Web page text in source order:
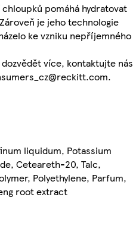
pomáhá hydratovat
je jeho technologie
ke vzniku nepříjemného
více, kontaktujte nás
liquidum, Potassium
Ceteareth-20, Talc,
Polyethylene, Parfum,
root extract